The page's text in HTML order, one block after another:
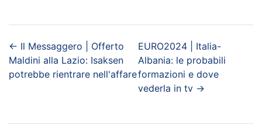
← Il Messaggero | Offerto
Maldini alla Lazio: Isaksen
potrebbe rientrare nell'affare
EURO2024 | Italia-
Albania: le probabili
formazioni e dove
vederla in tv →